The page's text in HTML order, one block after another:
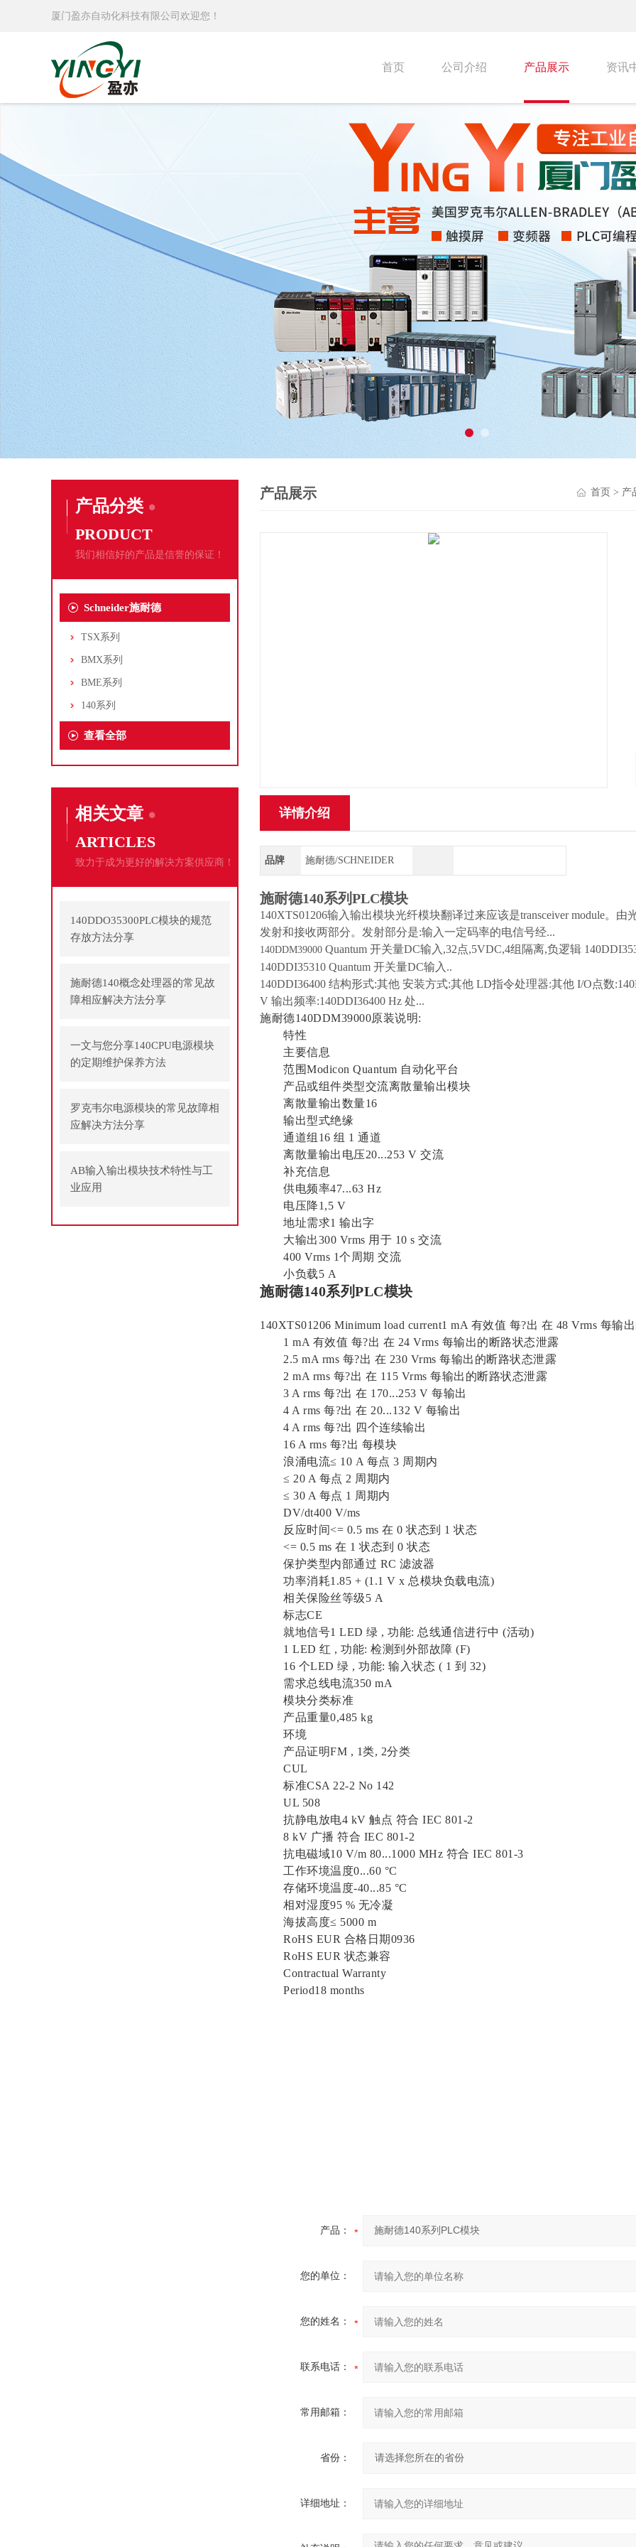
厦门盈亦自动化科技有限公司欢迎您！
首页 公司介绍 产品展示 资讯
产品分类
PRODUCT
我们相信好的产品是信誉的保证！
Schneider施耐德
TSX系列
BMX系列
BME系列
140系列
查看全部
相关文章
ARTICLES
致力于成为更好的解决方案供应商！
140DDO35300PLC模块的规范
存放方法分享
施耐德140概念处理器的常见故
障相应解决方法分享
一文与您分享140CPU电源模块
的定期维护保养方法
罗克韦尔电源模块的常见故障相
应解决方法分享
AB输入输出模块技术特性与工
业应用
产品展示 首页 > 产
详情介绍
品牌 施耐德/SCHNEIDER
施耐德140系列PLC模块
140XTS01206输入输出模块光纤模块翻译过来应该是transceiver module。
发射和接收两部分。发射部分是:输入一定码率的电信号经...
140DDM39000 Quantum 开关量DC输入,32点,5VDC,4组隔离,负逻辑
140DDI35310 Quantum 开关量DC输入..
140DDI36400 结构形式:其他 安装方式:其他 LD指令处理器:其他 I/O点数
V 输出频率:140DDI36400 Hz 处...
施耐德140DDM39000原装说明:
特性
主要信息
范围Modicon Quantum 自动化平台
产品或组件类型交流离散量输出模块
离散量输出数量16
输出型式绝缘
通道组16 组 1 通道
离散量输出电压20...253 V 交流
补充信息
供电频率47...63 Hz
电压降1,5 V
地址需求1 输出字
大输出300 Vrms 用于 10 s 交流
400 Vrms 1个周期 交流
小负载5 A
施耐德140系列PLC模块
140XTS01206 Minimum load current1 mA 有效值 每?出 在 48 Vrms 每输
1 mA 有效值 每?出 在 24 Vrms 每输出的断路状态泄露
2.5 mA rms 每?出 在 230 Vrms 每输出的断路状态泄露
2 mA rms 每?出 在 115 Vrms 每输出的断路状态泄露
3 A rms 每?出 在 170...253 V 每输出
4 A rms 每?出 在 20...132 V 每输出
4 A rms 每?出 四个连续输出
16 A rms 每?出 每模块
浪涌电流≤ 10 A 每点 3 周期内
≤ 20 A 每点 2 周期内
≤ 30 A 每点 1 周期内
DV/dt400 V/ms
反应时间<= 0.5 ms 在 0 状态到 1 状态
<= 0.5 ms 在 1 状态到 0 状态
保护类型内部通过 RC 滤波器
功率消耗1.85 + (1.1 V x 总模块负载电流)
相关保险丝等级5 A
标志CE
就地信号1 LED 绿 , 功能: 总线通信进行中 (活动)
1 LED 红 , 功能: 检测到外部故障 (F)
16 个LED 绿 , 功能: 输入状态 ( 1 到 32)
需求总线电流350 mA
模块分类标准
产品重量0,485 kg
环境
产品证明FM , 1类, 2分类
CUL
标准CSA 22-2 No 142
UL 508
抗静电放电4 kV 触点 符合 IEC 801-2
8 kV 广播 符合 IEC 801-2
抗电磁域10 V/m 80...1000 MHz 符合 IEC 801-3
工作环境温度0...60 °C
存储环境温度-40...85 °C
相对湿度95 % 无冷凝
海拔高度≤ 5000 m
RoHS EUR 合格日期0936
RoHS EUR 状态兼容
Contractual Warranty
Period18 months
产品：
您的单位：
您的姓名：
联系电话：
常用邮箱：
省份：
详细地址：